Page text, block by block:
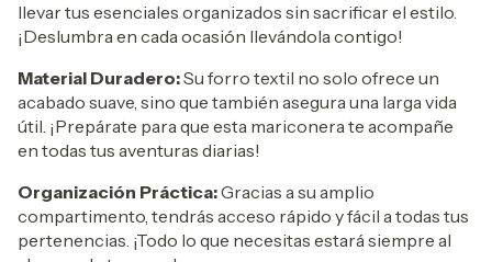
llevar tus esenciales organizados sin sacrificar el estilo.
¡Deslumbra en cada ocasión llevándola contigo!
Material Duradero:Su forro textil no solo ofrece un
acabado suave, sino que también asegura una larga vida
útil. ¡Prepárate para que esta mariconera te acompañe
en todas tus aventuras diarias!
Organización Práctica:Gracias a su amplio
compartimento, tendrás acceso rápido y fácil a todas tus
pertenencias. ¡Todo lo que necesitas estará siempre al